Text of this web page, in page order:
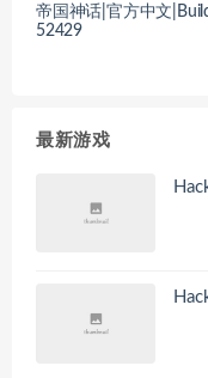
帝国神话|官方中文
52429
最新游戏